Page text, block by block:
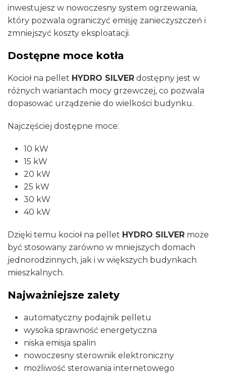
inwestujesz w nowoczesny system ogrzewania,
który pozwala ograniczyć emisję zanieczyszczeń i
zmniejszyć koszty eksploatacji.
Dostępne moce kotła
Kocioł na pellet HYDRO SILVER dostępny jest w
różnych wariantach mocy grzewczej, co pozwala
dopasować urządzenie do wielkości budynku.
Najczęściej dostępne moce:
10 kW
15 kW
20 kW
25 kW
30 kW
40 kW
Dzięki temu kocioł na pellet HYDRO SILVER może
być stosowany zarówno w mniejszych domach
jednorodzinnych, jak i w większych budynkach
mieszkalnych.
Najważniejsze zalety
automatyczny podajnik pelletu
wysoka sprawność energetyczna
niska emisja spalin
nowoczesny sterownik elektroniczny
możliwość sterowania internetowego